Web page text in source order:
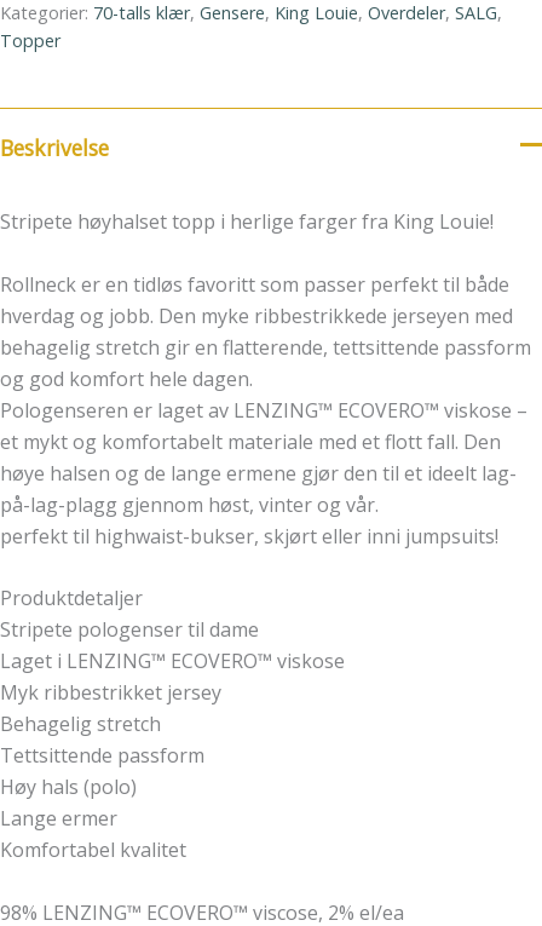
Kategorier: 70-talls klær, Gensere, King Louie, Overdeler, SALG,
Topper
Beskrivelse
Stripete høyhalset topp i herlige farger fra King Louie!
Rollneck er en tidløs favoritt som passer perfekt til både
hverdag og jobb. Den myke ribbestrikkede jerseyen med
behagelig stretch gir en flatterende, tettsittende passform
og god komfort hele dagen.
Pologenseren er laget av LENZING™ ECOVERO™ viskose –
et mykt og komfortabelt materiale med et flott fall. Den
høye halsen og de lange ermene gjør den til et ideelt lag-
på-lag-plagg gjennom høst, vinter og vår.
perfekt til highwaist-bukser, skjørt eller inni jumpsuits!
Produktdetaljer
Stripete pologenser til dame
Laget i LENZING™ ECOVERO™ viskose
Myk ribbestrikket jersey
Behagelig stretch
Tettsittende passform
Høy hals (polo)
Lange ermer
Komfortabel kvalitet
98% LENZING™ ECOVERO™ viscose, 2% el/ea